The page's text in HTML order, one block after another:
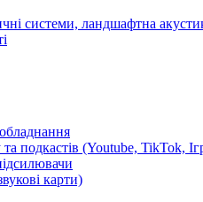
системи, ландшафтна
подкастів (Youtube, TikTok,
карти)